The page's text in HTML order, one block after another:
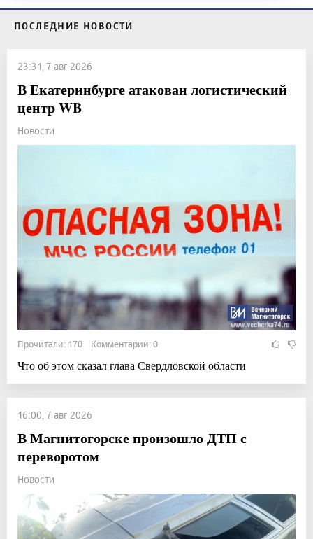
ПОСЛЕДНИЕ НОВОСТИ
23:31, 7 авг 2026
В Екатеринбурге атакован логистический
центр WB
Новости
Прочитали: 170 Комментарии: 0
Что об этом сказал глава Свердловской области
16:00, 7 авг 2026
В Магнитогорске произошло ДТП с
переворотом
Новости